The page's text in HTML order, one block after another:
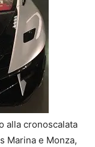
alla cronoscalata
Marina e Monza,